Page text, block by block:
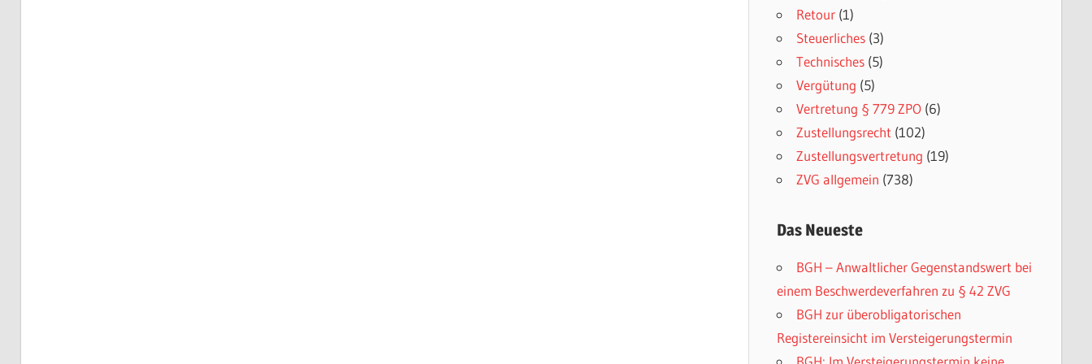
Retour(1)
Steuerliches(3)
Technisches(5)
Vergütung (5)
Vertretung § 779 ZPO(6)
Zustellungsrecht (102)
Zustellungsvertretung (19)
ZVG allgemein (738)
Das Neueste
BGH – Anwaltlicher Gegenstandswert bei
einem Beschwerdeverfahren zu § 42 ZVG
BGH zur überobligatorischen
Registereinsicht im Versteigerungstermin